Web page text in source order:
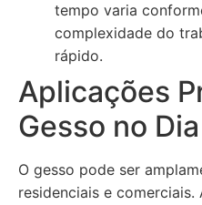
tempo varia
complexidade do
rápido.
Aplicações
Gesso no
O gesso pode ser
residenciais e comerciais.